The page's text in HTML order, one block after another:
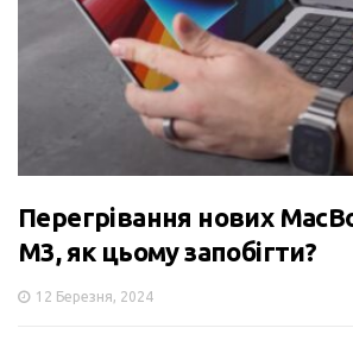
Перегрівання нових
M3, як цьому запобігти?
12 Березня, 2024